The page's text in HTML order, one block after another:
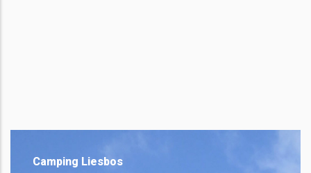
Camping Liesbos